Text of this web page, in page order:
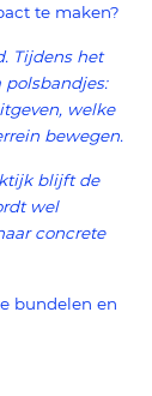
te maken?
Tijdens het
polsbandjes:
welke
bewegen.
blijft de
wel
concrete
bundelen en